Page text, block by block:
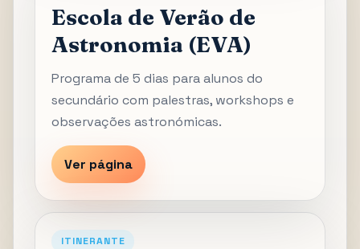
Escola de Verão de
Astronomia (EVA)
Programa de 5 dias para alunos do
secundário com palestras, workshops e
observações astronómicas.
Ver página
ITINERANTE